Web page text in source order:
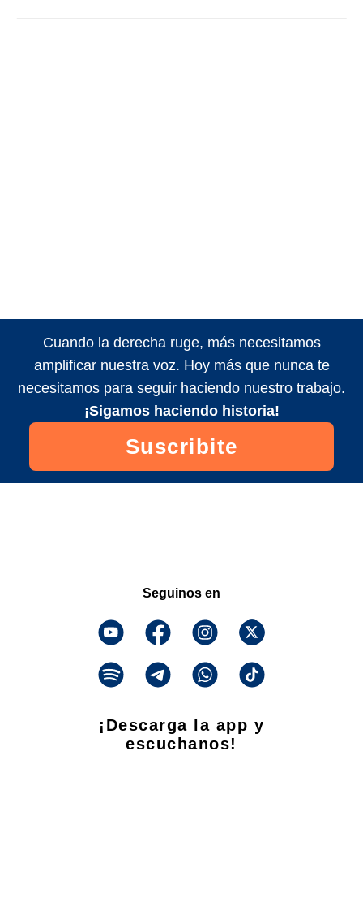
Cuando la derecha ruge, más necesitamos
amplificar nuestra voz. Hoy más que nunca te
necesitamos para seguir haciendo nuestro trabajo.
¡Sigamos haciendo historia!
Suscribite
Seguinos en
¡Descarga la app y
escuchanos!